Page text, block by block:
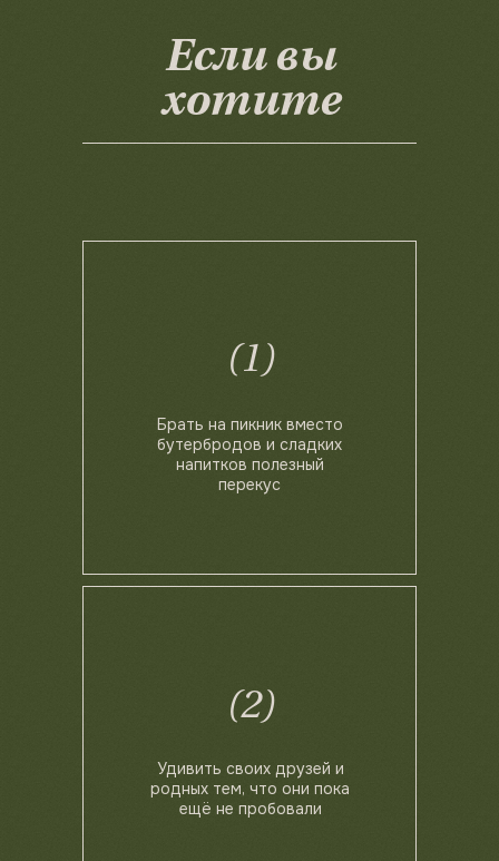
Если вы
хотите
Брать на пикник вместо
бутербродов и сладких
напитков полезный
перекус
Удивить своих друзей и
родных тем, что они пока
ещё не пробовали
(1)
(2)